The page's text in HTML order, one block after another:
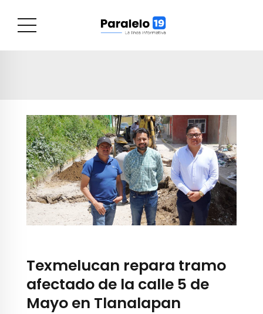
Texmelucan repara tramo
afectado de la calle 5 de
Mayo en Tlanalapan